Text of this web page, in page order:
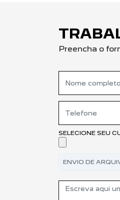
Preencha o
SELECIONE SEU
ENVIO DE